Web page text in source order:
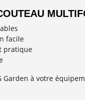
facile
pratique
à votre